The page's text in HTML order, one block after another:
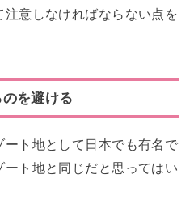
注意しなければならない点を
を避ける
ト地として日本でも有名で
ト地と同じだと思ってはい